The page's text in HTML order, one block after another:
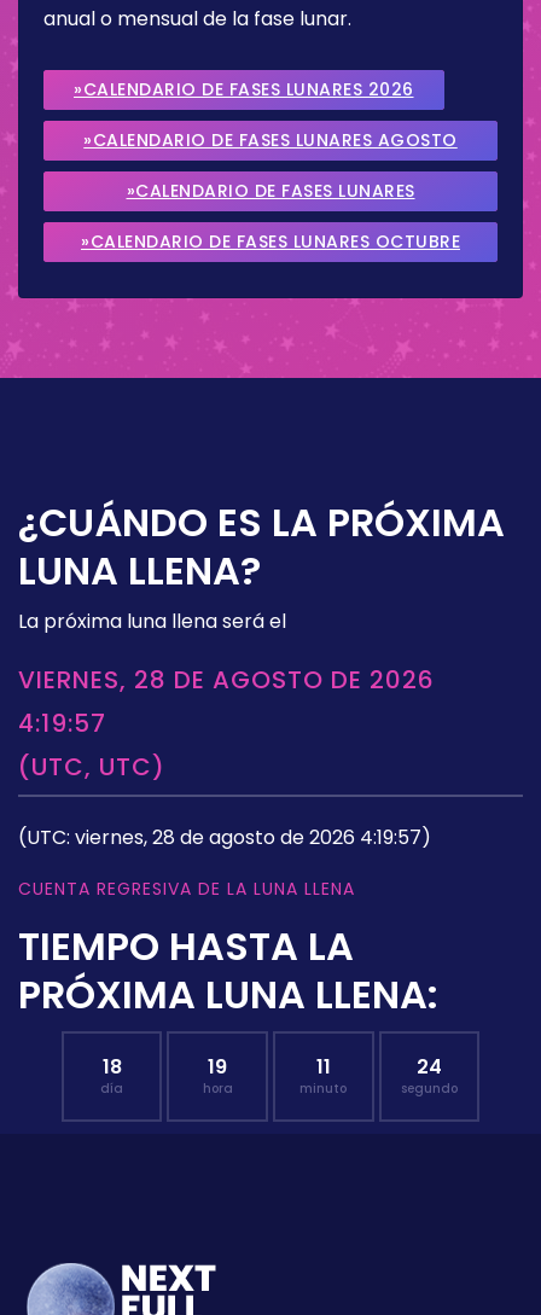
anual o mensual de la fase lunar.
»CALENDARIO DE FASES LUNARES 2026
»CALENDARIO DE FASES LUNARES AGOSTO
2026
»CALENDARIO DE FASES LUNARES
SEPTIEMBRE 2026
»CALENDARIO DE FASES LUNARES OCTUBRE
¿CUÁNDO ES LA PRÓXIMA
LUNA LLENA?
La próxima luna llena será el
VIERNES, 28 DE AGOSTO DE 2026
4:19:57
(UTC, UTC)
(UTC: viernes, 28 de agosto de 2026 4:19:57)
CUENTA REGRESIVA DE LA LUNA LLENA
TIEMPO HASTA LA
PRÓXIMA LUNA LLENA:
18
día
19
hora
11
minuto
23
segundo